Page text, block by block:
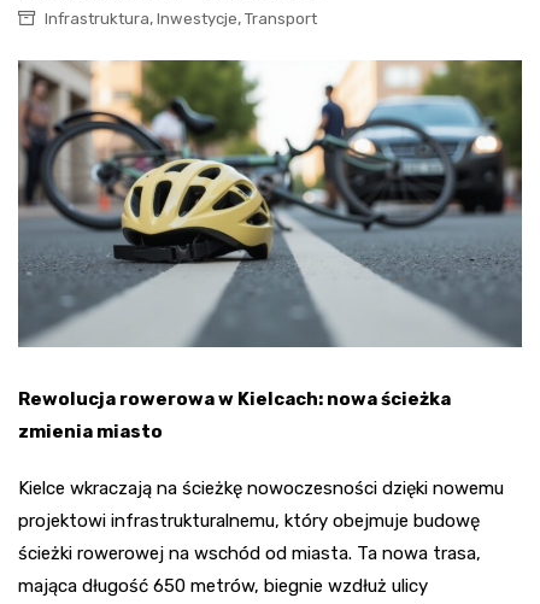
Infrastruktura, Inwestycje, Transport
Rewolucja rowerowa w Kielcach: nowa ścieżka
zmienia miasto
Kielce wkraczają na ścieżkę nowoczesności dzięki nowemu
projektowi infrastrukturalnemu, który obejmuje budowę
ścieżki rowerowej na wschód od miasta. Ta nowa trasa,
mająca długość 650 metrów, biegnie wzdłuż ulicy